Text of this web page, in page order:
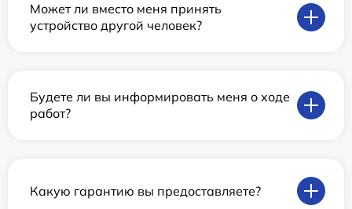
Может ли вместо меня принять
устройство другой человек?
Будете ли вы информировать меня о ходе
работ?
Какую гарантию вы предоставляете?